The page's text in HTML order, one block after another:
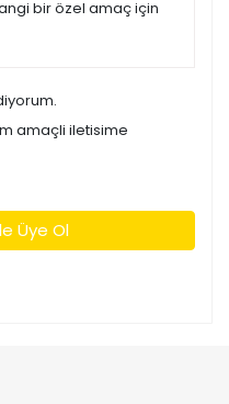
bir özel amaç için
amaçli iletisime
Üye Ol